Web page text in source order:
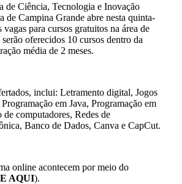
de Ciência, Tecnologia e Inovação
de Campina Grande abre nesta quinta-
para cursos gratuitos na área de
oferecidos 10 cursos dentro da
média de 2 meses.
inclui: Letramento digital, Jogos
em Java, Programação em
computadores, Redes de
Banco de Dados, Canva e CapCut.
online acontecem por meio do
AQUI).